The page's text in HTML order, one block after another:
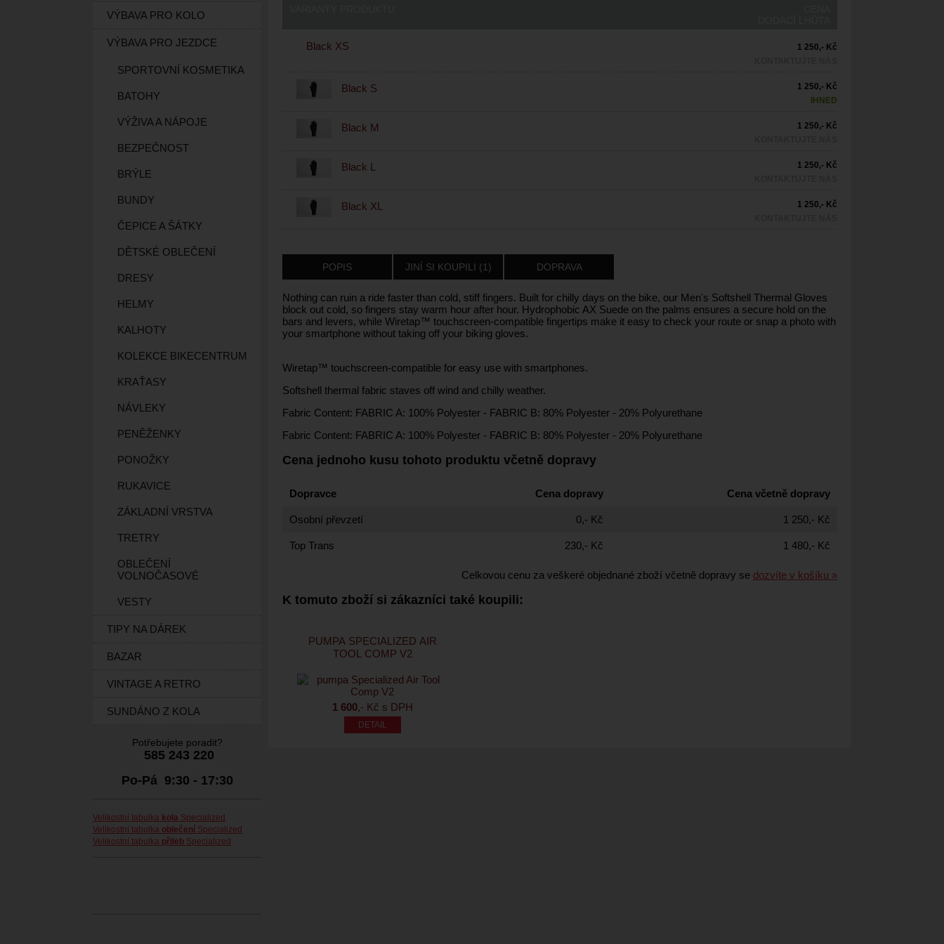
VÝBAVA PRO KOLO
VÝBAVA PRO JEZDCE
SPORTOVNÍ KOSMETIKA
BATOHY
VÝŽIVA A NÁPOJE
BEZPEČNOST
BRÝLE
BUNDY
ČEPICE A ŠÁTKY
DĚTSKÉ OBLEČENÍ
DRESY
HELMY
KALHOTY
KOLEKCE BIKECENTRUM
KRAŤASY
NÁVLEKY
PENĚŽENKY
PONOŽKY
RUKAVICE
ZÁKLADNÍ VRSTVA
TRETRY
OBLEČENÍ
VOLNOČASOVÉ
VESTY
TIPY NA DÁREK
BAZAR
VINTAGE A RETRO
SUNDÁNO Z KOLA
Potřebujete poradit?
585 243 220
Po-Pá 9:30 - 17:30
Velikostní tabulka kola Specialized
Velikostní tabulka oblečení Specialized
Velikostní tabulka přileb Specialized
Black XS
1 250,- Kč
Black S
1 250,- Kč
IHNED
Black M
1 250,- Kč
Black L
1 250,- Kč
Black XL
1 250,- Kč
POPIS JINÍ SI KOUPILI (1) DOPRAVA
Nothing can ruin a ride faster than cold, stiff fingers. Built for chilly days on the bike, our Men's Softshell Thermal Gloves
block out cold, so fingers stay warm hour after hour. Hydrophobic AX Suede on the palms ensures a secure hold on the
bars and levers, while Wiretap™ touchscreen-compatible fingertips make it easy to check your route or snap a photo with
your smartphone without taking off your biking gloves.
Wiretap™ touchscreen-compatible for easy use with smartphones.
Softshell thermal fabric staves off wind and chilly weather.
Fabric Content: FABRIC A: 100% Polyester - FABRIC B: 80% Polyester - 20% Polyurethane
Fabric Content: FABRIC A: 100% Polyester - FABRIC B: 80% Polyester - 20% Polyurethane
Cena jednoho kusu tohoto produktu včetně dopravy
Dopravce Cena dopravy Cena včetně dopravy
Osobní převzetí 0,- Kč 1 250,- Kč
Top Trans 230,- Kč 1 480,- Kč
Celkovou cenu za veškeré objednané zboží včetně dopravy se dozvíte v košíku »
K tomuto zboží si zákazníci také koupili:
PUMPA SPECIALIZED AIR
TOOL COMP V2
1 600,- Kč s DPH